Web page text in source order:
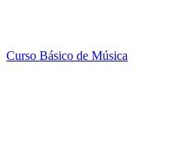
Curso Básico de Música